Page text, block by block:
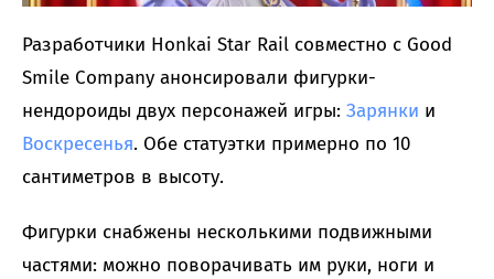
Разработчики Honkai Star Rail совместно с Good
Smile Company анонсировали фигурки-
нендороиды двух персонажей игры: Зарянки и
Воскресенья. Обе статуэтки примерно по 10
сантиметров в высоту.
Фигурки снабжены несколькими подвижными
частями: можно поворачивать им руки, ноги и